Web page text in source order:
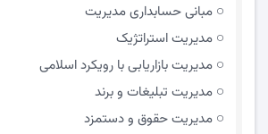
مبانی حسابداری مدیریت
مدیریت استراتژیک
مدیریت بازاریابی با رویکرد اسلامی
مدیریت تبلیغات و برند
مدیریت حقوق و دستمزد